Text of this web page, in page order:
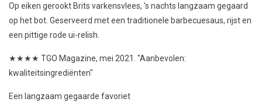
Op eiken gerookt Brits varkensvlees, 's nachts langzaam gegaard
op het bot. Geserveerd met een traditionele barbecuesaus, rijst en
een pittige rode ui-relish.
★★★★ TGO Magazine, mei 2021. "Aanbevolen:
kwaliteitsingrediënten"
Een langzaam gegaarde favoriet